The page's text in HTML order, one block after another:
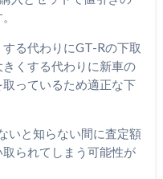
る代わりにGT-Rの下取
くする代わりに新車の
っているため適正な下
いと知らない間に査定額
られてしまう可能性が